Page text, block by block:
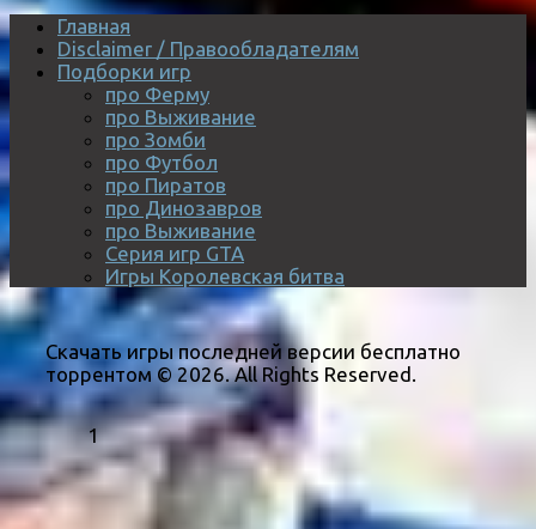
Главная
Disclaimer / Правообладателям
Подборки игр
про Ферму
про Выживание
про Зомби
про Футбол
про Пиратов
про Динозавров
про Выживание
Серия игр GTA
Игры Королевская битва
Скачать игры последней версии бесплатно
торрентом © 2026. All Rights Reserved.
1